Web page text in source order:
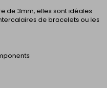
de 3mm, elles sont idéales
de bracelets ou les